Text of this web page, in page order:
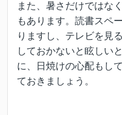
また、暑さだけではな
もあります。読書スペ
りますし、テレビを見
しておかないと眩しい
に、日焼けの心配もし
ておきましょう。